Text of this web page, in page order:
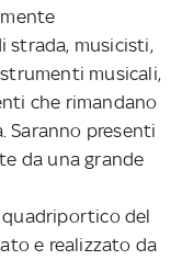
strada, musicisti,
musicali,
che rimandano
Saranno presenti
da una grande
del
e realizzato da